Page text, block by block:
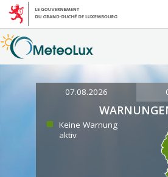
07.08.2026
Keine Warnung
aktiv